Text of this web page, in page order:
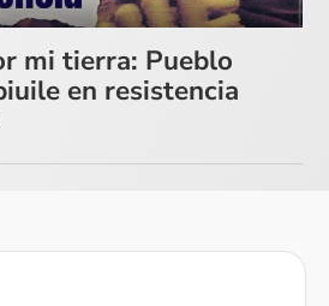
mi tierra: Pueblo
en resistencia